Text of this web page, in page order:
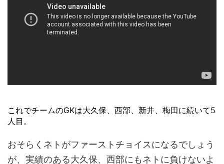
これでチームのGKは大久保、西部、新井、梅田に続いて5
人目。
おそらくネトがファーストチョイスになるでしょう
が、実績のある大久保、西部にもネトに負けないよ